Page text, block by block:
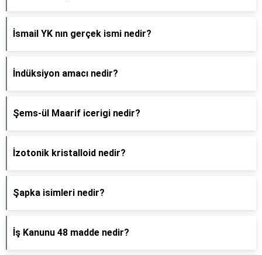
İsmail YK nın gerçek ismi nedir?
İndüksiyon amacı nedir?
Şems-ül Maarif icerigi nedir?
İzotonik kristalloid nedir?
Şapka isimleri nedir?
İş Kanunu 48 madde nedir?